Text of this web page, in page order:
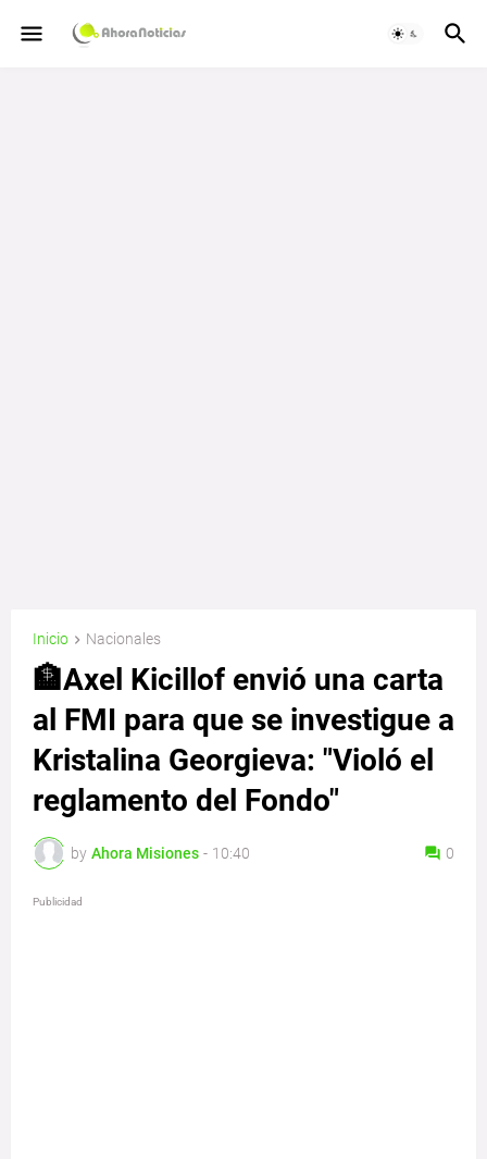
Inicio Nacionales
🏦Axel Kicillof envió una carta
al FMI para que se investigue a
Kristalina Georgieva: "Violó el
reglamento del Fondo"
by Ahora Misiones - 10:40 0
Publicidad